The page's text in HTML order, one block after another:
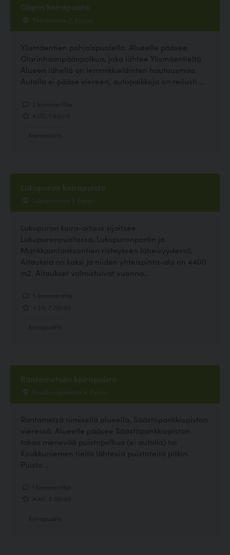
Olarin koirapuisto
Ylismäentie 2, Espoo
Ylismäentien pohjoispuolella. Alueelle pääsee
Olarinhaanpäänpolkua, joka lähtee Ylismäentieltä.
Alueen lähellä on lemmikkieläinten hautausmaa.
Autolla ei pääse viereen, autopaikkoja on reilusti...
Lukupuron koirapuisto
Lukupurontie 1, Espoo
Lukupuron koira-aitaus sijaitsee
Lukupuronpuistossa, Lukupuronportin ja
Mankkaanlaaksontien risteyksen läheisyydessä.
Aitauksia on kaksi ja niiden yhteispinta-ala on 4400
m2. Aitaukset valmistuivat vuonna...
Rantametsän koirapuisto
Koukkuniementie 4, Espoo
Rantametsä nimisellä alueella, Säästöpankkiopiston
vieressä. Alueelle pääsee Säästöpankkiopiston
takaa menevää puistopolkua (ei autolla) tai
Koukkuniemen tieltä lähteviä puistoteitä pitkin.
Puisto...